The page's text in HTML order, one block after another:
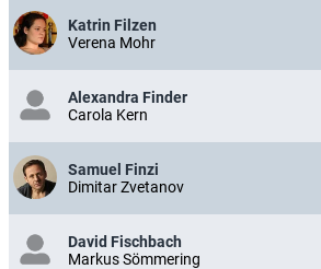
Katrin Filzen
Verena Mohr
Alexandra Finder
Carola Kern
Samuel Finzi
Dimitar Zvetanov
David Fischbach
Markus Sömmering